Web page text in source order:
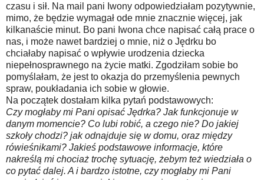
czasu i sił. Na mail pani Iwony odpowiedziałam pozytywnie,
mimo, że będzie wymagał ode mnie znacznie więcej, jak
kilkanaście minut. Bo pani Iwona chce napisać całą prace o
nas, i może nawet bardziej o mnie, niż o Jędrku bo
chciałaby napisać o wpływie urodzenia dziecka
niepełnosprawnego na życie matki. Zgodziłam sobie bo
pomyślałam, że jest to okazja do przemyślenia pewnych
spraw, poukładania ich sobie w głowie.
Na początek dostałam kilka pytań podstawowych:
Czy mogłaby mi Pani opisać Jędrka? Jak funkcjonuje w
danym momencie? Co lubi robić, a czego nie? Do jakiej
szkoły chodzi? jak odnajduje się w domu, oraz między
rówieśnikami? Jakieś podstawowe informacje, które
nakreślą mi chociaż trochę sytuację, żebym też wiedziała o
co pytać dalej. A i bardzo istotne, czy mogłaby mi Pani